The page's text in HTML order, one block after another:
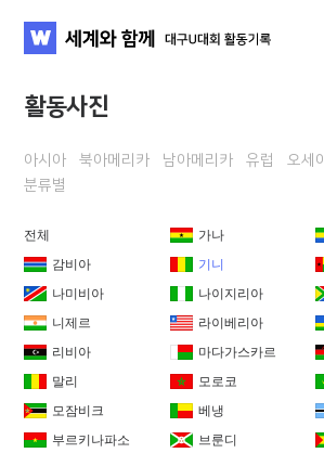
WATV세계와 함께 대구U대회 활동기록
활동사진
아시아 북아메리카 남아메리카 유럽 오세
분류별
전체 가나
감비아
기니
나미비아
나이지리아
니제르
라이베리아
리비아
마다가스카르
말리
모로코
모잠비크
베냉
부르키나파소
브룬디